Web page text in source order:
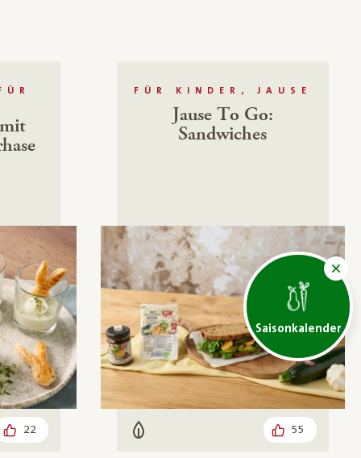
Saisonkalender
22
FÜR KINDER, JAUSE
Jause To Go:
Sandwiches
Vegetarisch 55